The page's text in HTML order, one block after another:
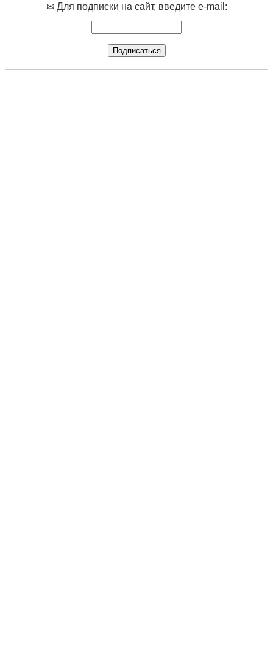
✉ Для подписки на сайт, введите e-mail: